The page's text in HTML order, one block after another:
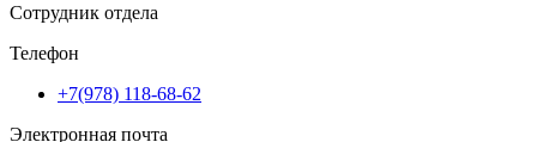
Сотрудник отдела
Телефон
+7(978) 118-68-62
Электронная почта